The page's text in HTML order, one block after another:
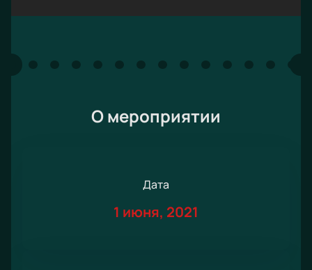
О мероприятии
Дата
1 июня, 2021